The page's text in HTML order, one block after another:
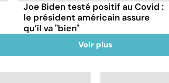
Joe Biden testé positif au Covid :
le président américain assure
qu’il va "bien"
Voir plus